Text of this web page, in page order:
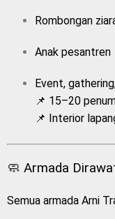
Rombongan
Anak pesantren
Event,
📌 15–20
📌 Interior
🧼 Armada
Semua armada Arni